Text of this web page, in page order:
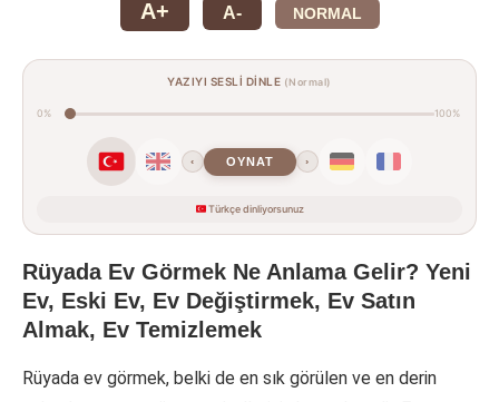
A+ A- NORMAL
YAZIYI SESLİ DİNLE (Normal)
0% 100%
‹ OYNAT ›
Türkçe dinliyorsunuz
Rüyada Ev Görmek Ne Anlama Gelir? Yeni
Ev, Eski Ev, Ev Değiştirmek, Ev Satın
Almak, Ev Temizlemek
Rüyada ev görmek, belki de en sık görülen ve en derin